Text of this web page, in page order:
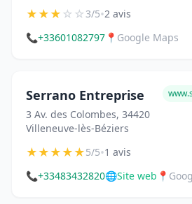
★★★☆☆3/5•2 avis
📞+33601082797 📍 Google Maps
Serrano Entreprise
3 Av. des Colombes, 34420
Villeneuve-lès-Béziers
★★★★★5/5•1 avis
📞+33483432820🌐Site web 📍